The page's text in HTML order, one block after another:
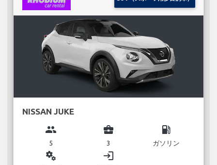
NISSAN JUKE
group
5
business_center
3
local_gas_station
ガソリン
miscellaneous_services login